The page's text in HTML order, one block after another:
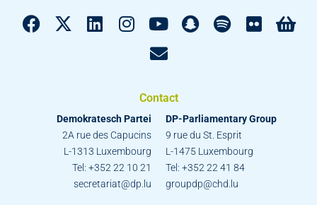
Contact
Demokratesch Partei
2A rue des Capucins
L-1313 Luxembourg
Tel: +352 22 10 21
secretariat@dp.lu
DP-Parliamentary Group
9 rue du St. Esprit
L-1475 Luxembourg
Tel: +352 22 41 84
groupdp@chd.lu